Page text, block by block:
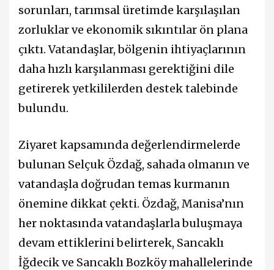
sorunları, tarımsal üretimde karşılaşılan
zorluklar ve ekonomik sıkıntılar ön plana
çıktı. Vatandaşlar, bölgenin ihtiyaçlarının
daha hızlı karşılanması gerektiğini dile
getirerek yetkililerden destek talebinde
bulundu.
Ziyaret kapsamında değerlendirmelerde
bulunan Selçuk Özdağ, sahada olmanın ve
vatandaşla doğrudan temas kurmanın
önemine dikkat çekti. Özdağ, Manisa’nın
her noktasında vatandaşlarla buluşmaya
devam ettiklerini belirterek, Sancaklı
İğdecik ve Sancaklı Bozköy mahallelerinde